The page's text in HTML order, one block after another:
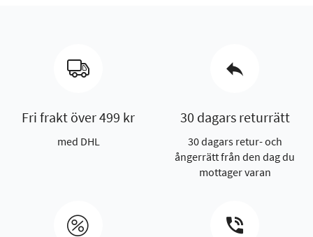
Fri frakt över 499 kr
med DHL
30 dagars returrätt
30 dagars retur- och
ångerrätt från den dag du
mottager varan